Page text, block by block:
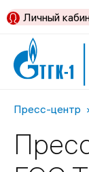
Личный
Пресс-центр